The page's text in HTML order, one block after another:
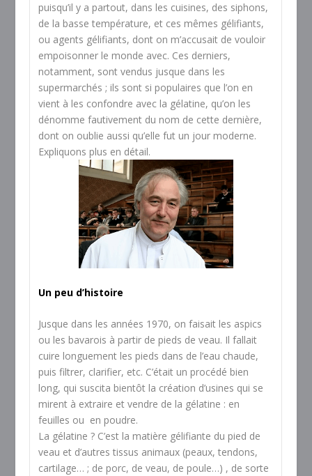
puisqu’il y a partout, dans les cuisines, des siphons,
de la basse température, et ces mêmes gélifiants,
ou agents gélifiants, dont on m’accusait de vouloir
empoisonner le monde avec. Ces derniers,
notamment, sont vendus jusque dans les
supermarchés ; ils sont si populaires que l’on en
vient à les confondre avec la gélatine, qu’on les
dénomme fautivement du nom de cette dernière,
dont on oublie aussi qu’elle fut un jour moderne.
Expliquons plus en détail.
Un peu d’histoire
Jusque dans les années 1970, on faisait les aspics
ou les bavarois à partir de pieds de veau. Il fallait
cuire longuement les pieds dans de l’eau chaude,
puis filtrer, clarifier, etc. C’était un procédé bien
long, qui suscita bientôt la création d’usines qui se
mirent à extraire et vendre de la gélatine : en
feuilles ou en poudre.
La gélatine ? C’est la matière gélifiante du pied de
veau et d’autres tissus animaux (peaux, tendons,
cartilage… ; de porc, de veau, de poule…) , de sorte